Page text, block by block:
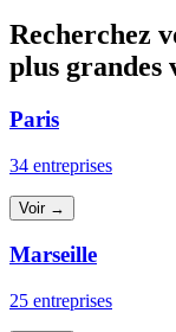
Recherchez
plus grandes
Paris
34 entreprises
Voir →
Marseille
25 entreprises